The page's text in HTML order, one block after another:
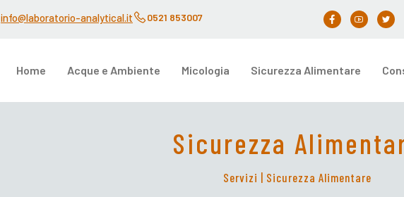
info@laboratorio-analytical.it 0521 853007
Home Acque e Ambiente Micologia Sicurezza Alimentare
Sicurezza
Servizi | Sicurezza Alimentare